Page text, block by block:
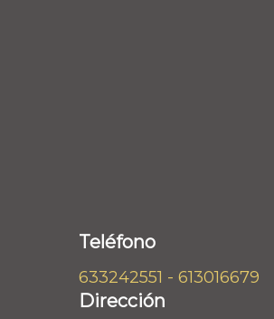
Teléfono
633242551 - 613016679
Dirección